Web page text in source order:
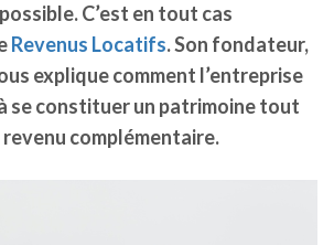
C’est en tout cas
Revenus Locatifs. Son fondateur,
explique comment l’entreprise
se constituer un patrimoine tout
complémentaire.